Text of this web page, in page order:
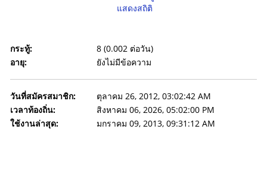
แสดงสถิติ
กระทู้:
8 (0.002 ต่อวัน)
อายุ:
ยังไม่มีข้อความ
วันที่สมัครสมาชิก:
ตุลาคม 26, 2012, 03:02:42 AM
เวลาท้องถิ่น:
สิงหาคม 06, 2026, 05:02:00 PM
ใช้งานล่าสุด:
มกราคม 09, 2013, 09:31:12 AM